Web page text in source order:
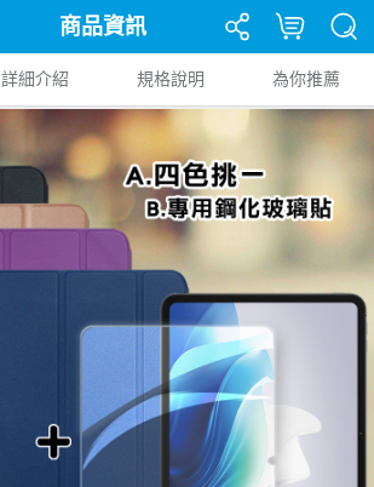
商品資訊
詳細介紹 規格說明 為你推薦